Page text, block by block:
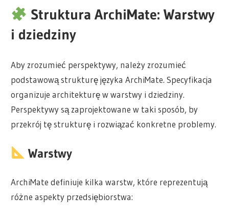
Struktura ArchiMate: Warstwy
i dziedziny
Aby zrozumieć perspektywy, należy zrozumieć
podstawową strukturę języka ArchiMate. Specyfikacja
organizuje architekturę w warstwy i dziedziny.
Perspektywy są zaprojektowane w taki sposób, by
przekrój tę strukturę i rozwiązać konkretne problemy.
Warstwy
ArchiMate definiuje kilka warstw, które reprezentują
różne aspekty przedsiębiorstwa: